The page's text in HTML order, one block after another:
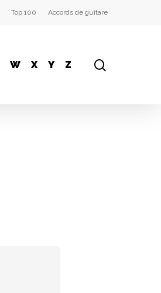
Top 100 Accords de guitare
W X Y Z